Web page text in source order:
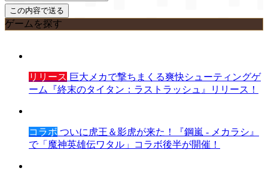
ゲームを探す
リリース 巨大メカで撃ちまくる爽快シューティングゲ
ーム『終末のタイタン：ラストラッシュ』リリース！
コラボ ついに虎王＆影虎が来た！『鋼嵐 - メカラシ』
で「魔神英雄伝ワタル」コラボ後半が開催！